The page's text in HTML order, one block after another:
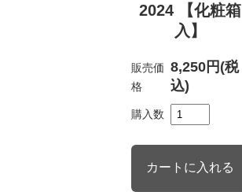
2024 【化粧箱
入】
販売価
格
8,250円(税
込)
購入数